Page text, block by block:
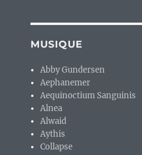
MUSIQUE
Abby Gundersen
Aephanemer
Aequinoctium Sanguinis
Alnea
Alwaid
Aythis
Collapse